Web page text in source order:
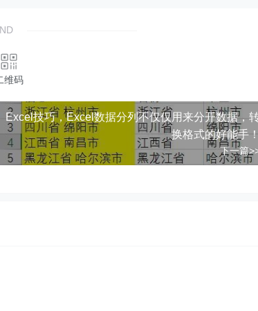
维码
Excel技巧，​​Excel数据分列不仅仅用来分开数据，
换格式的好能手！
下一篇